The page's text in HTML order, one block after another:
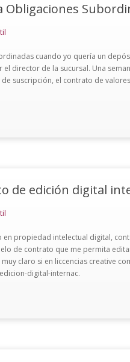
Obligaciones
cuando yo quería un
director de la sucursal. Una
suscripción, el contrato de
de edición digital
propiedad intelectual digital,
de contrato que me permita
claro si en liccencias creative
digital-internac.